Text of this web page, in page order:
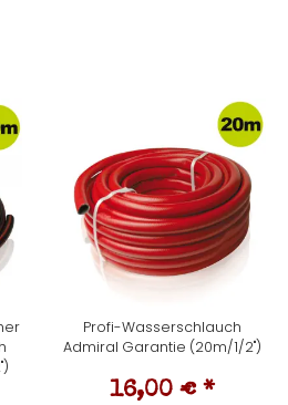
Profi-Wasserschlauch
Admiral Garantie (20m/1/2")
16,00 € *